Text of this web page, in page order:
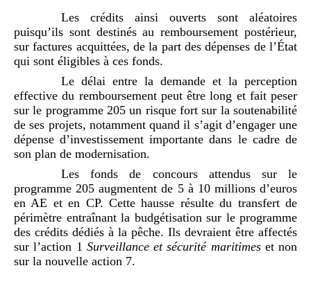
Les crédits ainsi ouverts sont aléatoires
puisqu’ils sont destinés au remboursement postérieur,
sur factures acquittées, de la part des dépenses de l’État
qui sont éligibles à ces fonds.
Le délai entre la demande et la perception
effective du remboursement peut être long et fait peser
sur le programme 205 un risque fort sur la soutenabilité
de ses projets, notamment quand il s’agit d’engager une
dépense d’investissement importante dans le cadre de
son plan de modernisation.
Les fonds de concours attendus sur le
programme 205 augmentent de 5 à 10 millions d’euros
en AE et en CP. Cette hausse résulte du transfert de
périmètre entraînant la budgétisation sur le programme
des crédits dédiés à la pêche. Ils devraient être affectés
sur l’action 1 Surveillance et sécurité maritimeset non
sur la nouvelle action 7.